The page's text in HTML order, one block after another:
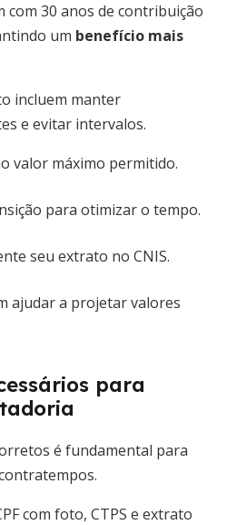
com 30 anos de contribuição
um benefício mais
incluem manter
e evitar intervalos.
valor máximo permitido.
para otimizar o tempo.
seu extrato no CNIS.
ajudar a projetar valores
para
é fundamental para
com foto, CTPS e extrato